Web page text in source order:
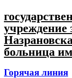
учреждение
больница
Горячая линия